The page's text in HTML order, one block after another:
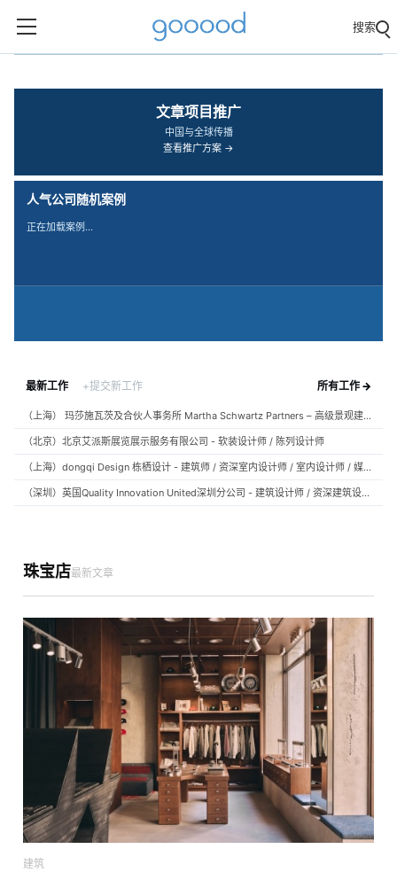
搜索
文章项目推广
中国与全球传播
查看推广方案 →
人气公司随机案例
正在加载案例…
最新工作 +提交新工作 所有工作 →
（上海） 玛莎施瓦茨及合伙人事务所 Martha Schwartz Partners – 高级景观建筑师 Senior Landscape Designer / 景观建筑师 Landscape Designer
（北京）北京艾派斯展览展示服务有限公司 - 软装设计师 / 陈列设计师
（上海）dongqi Design 栋栖设计 - 建筑师 / 资深室内设计师 / 室内设计师 / 媒体及公共关系主管 / 设计实习生（常年招聘）
（深圳）英国Quality Innovation United深圳分公司 - 建筑设计师 / 资深建筑设计师 / 室内设计师 / 设计实习生
珠宝店最新文章
建筑